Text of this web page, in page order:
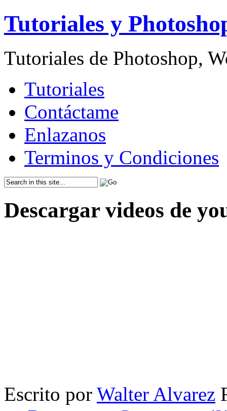
Tutoriales y
Tutoriales de Photoshop,
Tutoriales
Contáctame
Enlazanos
Terminos y Condiciones
Descargar videos de
Escrito por Walter Alvarez